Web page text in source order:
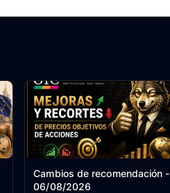
Cambios de recomendación -
06/08/2026